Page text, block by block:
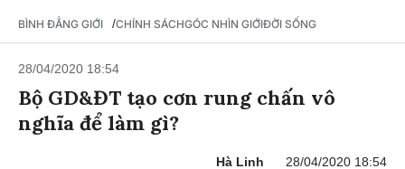
BÌNH ĐẲNG GIỚI /CHÍNH SÁCHGÓC NHÌN GIỚIĐỜI SỐNG
28/04/2020 18:54
Bộ GD&ĐT tạo cơn rung chấn vô
nghĩa để làm gì?
Hà Linh 28/04/2020 18:54